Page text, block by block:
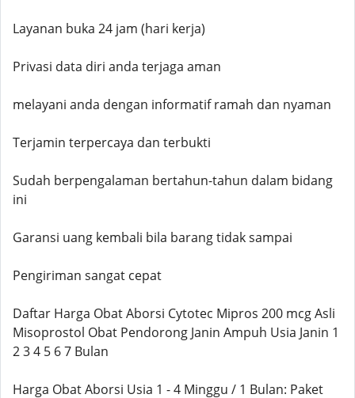
Layanan buka 24 jam (hari kerja)
Privasi data diri anda terjaga aman
melayani anda dengan informatif ramah dan nyaman
Terjamin terpercaya dan terbukti
Sudah berpengalaman bertahun-tahun dalam bidang
ini
Garansi uang kembali bila barang tidak sampai
Pengiriman sangat cepat
Daftar Harga Obat Aborsi Cytotec Mipros 200 mcg Asli
Misoprostol Obat Pendorong Janin Ampuh Usia Janin 1
2 3 4 5 6 7 Bulan
Harga Obat Aborsi Usia 1 - 4 Minggu / 1 Bulan: Paket